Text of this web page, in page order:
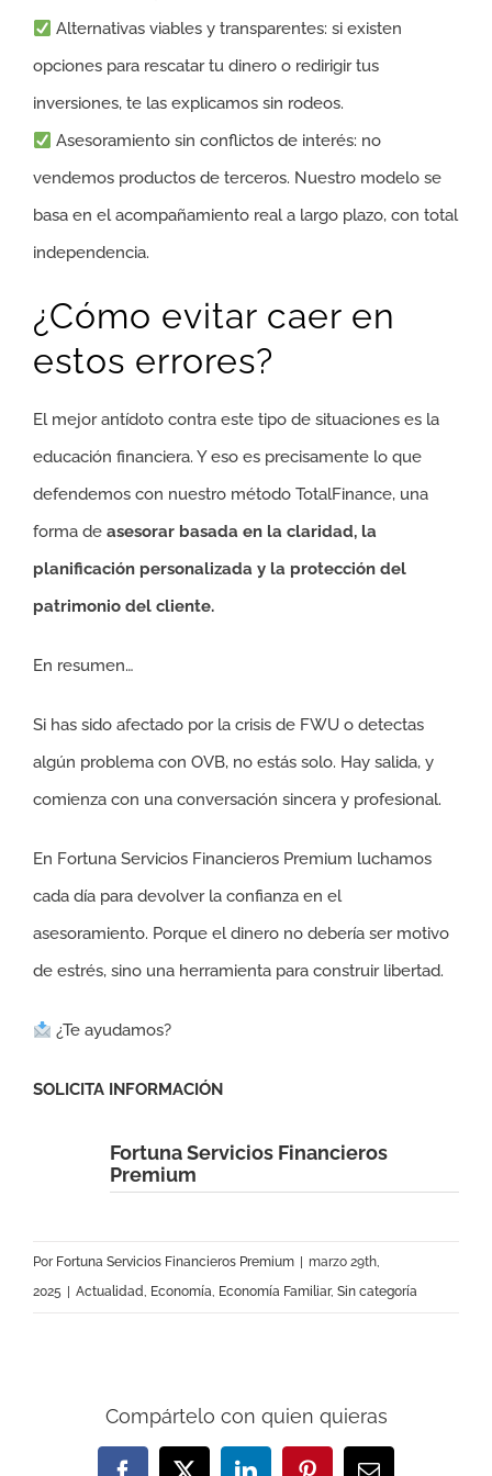
Alternativas viables y transparentes: si existen
opciones para rescatar tu dinero o redirigir tus
inversiones, te las explicamos sin rodeos.
Asesoramiento sin conflictos de interés: no
vendemos productos de terceros. Nuestro modelo se
basa en el acompañamiento real a largo plazo, con total
independencia.
¿Cómo evitar caer en
estos errores?
El mejor antídoto contra este tipo de situaciones es la
educación financiera. Y eso es precisamente lo que
defendemos con nuestro método TotalFinance, una
forma de asesorar basada en la claridad, la
planificación personalizada y la protección del
patrimonio del cliente.
En resumen…
Si has sido afectado por la crisis de FWU o detectas
algún problema con OVB, no estás solo. Hay salida, y
comienza con una conversación sincera y profesional.
En Fortuna Servicios Financieros Premium luchamos
cada día para devolver la confianza en el
asesoramiento. Porque el dinero no debería ser motivo
de estrés, sino una herramienta para construir libertad.
¿Te ayudamos?
SOLICITA INFORMACIÓN
Fortuna Servicios Financieros
Premium
Por Fortuna Servicios Financieros Premium
marzo 29th,
2025
Actualidad, Economía, Economía Familiar, Sin categoría
Compártelo con quien quieras